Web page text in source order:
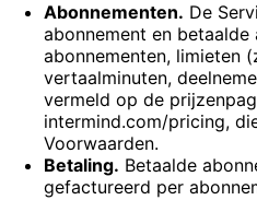
Abonnementen. De
abonnement en betaalde
abonnementen, limieten
vertaalminuten,
vermeld op de
intermind.com/pricing,
Voorwaarden.
Betaling. Betaalde
gefactureerd per